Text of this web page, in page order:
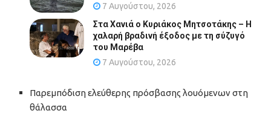
7 Αυγούστου, 2026
Στα Χανιά ο Κυριάκος Μητσοτάκης – Η
χαλαρή βραδινή έξοδος με τη σύζυγό
του Μαρέβα
7 Αυγούστου, 2026
Παρεμπόδιση ελεύθερης πρόσβασης λουόμενων στη
θάλασσα